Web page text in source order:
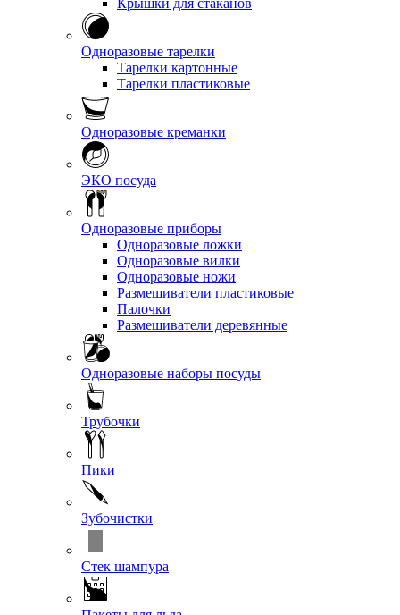
Крышки для стаканов
Одноразовые тарелки
Тарелки картонные
Тарелки пластиковые
Одноразовые креманки
ЭКО посуда
Одноразовые приборы
Одноразовые ложки
Одноразовые вилки
Одноразовые ножи
Размешиватели пластиковые
Палочки
Размешиватели деревянные
Одноразовые наборы посуды
Трубочки
Пики
Зубочистки
Стек шампура